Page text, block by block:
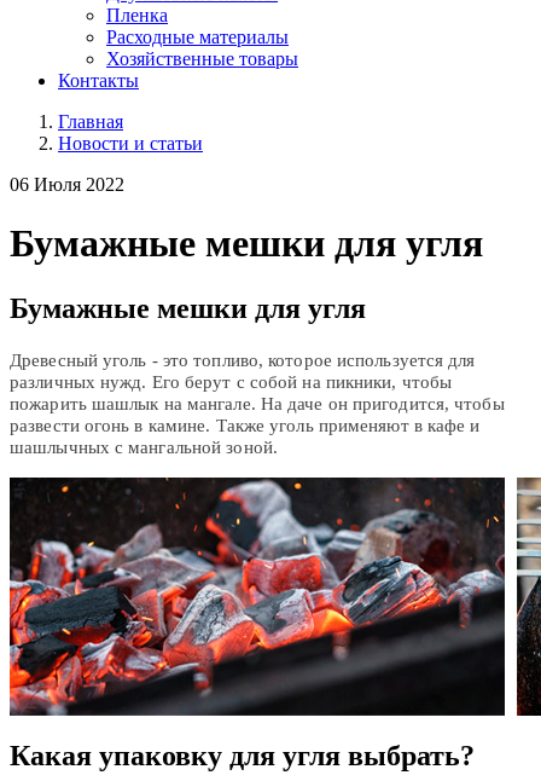
Пленка
Расходные материалы
Хозяйственные товары
Контакты
Главная
Новости и статьи
06 Июля 2022
Бумажные мешки для угля
Бумажные мешки для угля
Древесный уголь - это топливо, которое используется для
различных нужд. Его берут с собой на пикники, чтобы
пожарить шашлык на мангале. На даче он пригодится, чтобы
развести огонь в камине. Также уголь применяют в кафе и
шашлычных с мангальной зоной.
Какая упаковку для угля выбрать?